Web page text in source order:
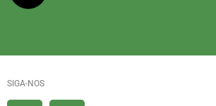
SIGA-NOS